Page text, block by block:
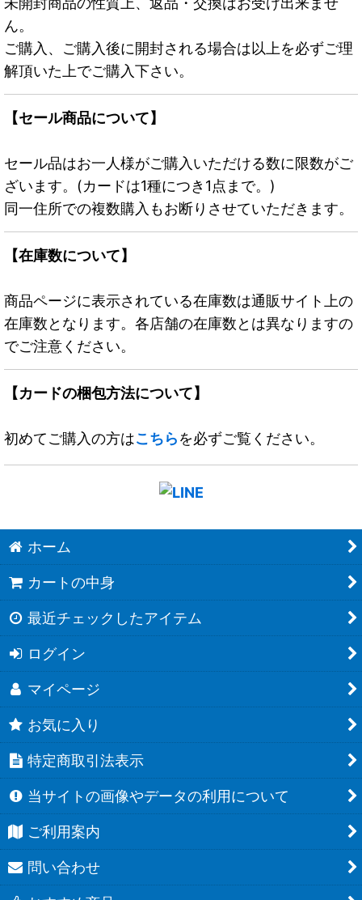
ん。
ご購入、ご購入後に開封される場合は以上を必ずご理
解頂いた上でご購入下さい。
【セール商品について】
セール品はお一人様がご購入いただける数に限数がご
ざいます。(カードは1種につき1点まで。)
同一住所での複数購入もお断りさせていただきます。
【在庫数について】
商品ページに表示されている在庫数は通販サイト上の
在庫数となります。各店舗の在庫数とは異なりますの
でご注意ください。
【カードの梱包方法について】
初めてご購入の方はこちらを必ずご覧ください。
ホーム
カートの中身
最近チェックしたアイテム
ログイン
マイページ
お気に入り
特定商取引法表示
当サイトの画像やデータの利用について
ご利用案内
問い合わせ